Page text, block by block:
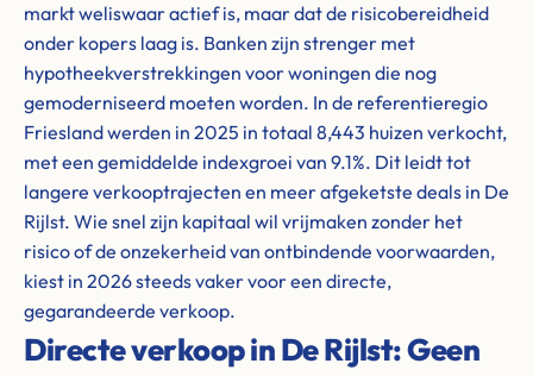
markt weliswaar actief is, maar dat de risicobereidheid
onder kopers laag is. Banken zijn strenger met
hypotheekverstrekkingen voor woningen die nog
gemoderniseerd moeten worden. In de referentieregio
Friesland werden in 2025 in totaal 8,443 huizen verkocht,
met een gemiddelde indexgroei van 9.1%. Dit leidt tot
langere verkooptrajecten en meer afgeketste deals in De
Rijlst. Wie snel zijn kapitaal wil vrijmaken zonder het
risico of de onzekerheid van ontbindende voorwaarden,
kiest in 2026 steeds vaker voor een directe,
gegarandeerde verkoop.
Directe verkoop in De Rijlst: Geen